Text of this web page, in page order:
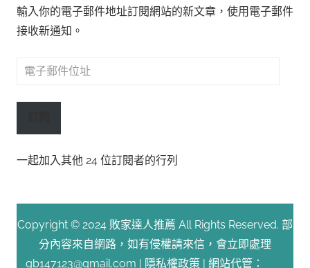
輸入你的電子郵件地址訂閱網站的新文章，使用電子郵件
接收新通知。
電
郵
址
一起加入其他 24 位訂閱者的行列
Copyright © 2024 敗家達人推薦 All Rights Reserved. 部
分內容來自網路，如有侵權請來信，會立即處理
gb147123@gmail.com | 隱私權政策 | 網站代管：